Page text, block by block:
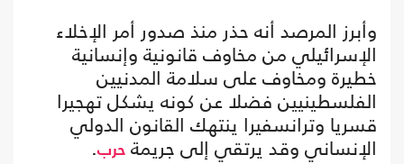
وأبرز المرصد أنه حذر منذ صدور أمر الإخلاء
الإسرائيلي من مخاوف قانونية وإنسانية
خطيرة ومخاوف على سلامة المدنيين
الفلسطينيين فضلا عن كونه يشكل تهجيرا
قسريا وترانسفيرا ينتهك القانون الدولي
الإنساني وقد يرتقي إلى جريمة حرب.